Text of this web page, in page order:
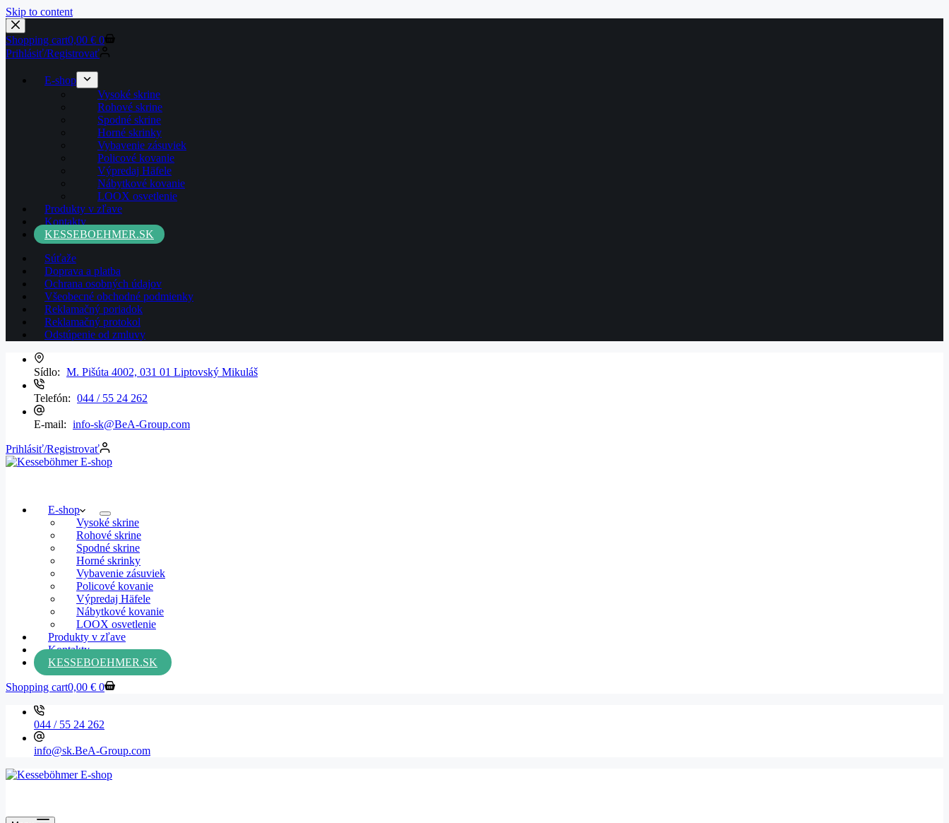
Skip to content
Shopping cart0,00 € 0
Prihlásiť/Registrovať
E-shop
Vysoké skrine
Rohové skrine
Spodné skrine
Horné skrinky
Vybavenie zásuviek
Policové kovanie
Výpredaj Häfele
Nábytkové kovanie
LOOX osvetlenie
Produkty v zľave
Kontakty
KESSEBOEHMER.SK
Súťaže
Doprava a platba
Ochrana osobných údajov
Všeobecné obchodné podmienky
Reklamačný poriadok
Reklamačný protokol
Odstúpenie od zmluvy
Sídlo: M. Pišúta 4002, 031 01 Liptovský Mikuláš
Telefón: 044 / 55 24 262
E-mail: info-sk@BeA-Group.com
Prihlásiť/Registrovať
E-shop
Vysoké skrine
Rohové skrine
Spodné skrine
Horné skrinky
Vybavenie zásuviek
Policové kovanie
Výpredaj Häfele
Nábytkové kovanie
LOOX osvetlenie
Produkty v zľave
Kontakty
KESSEBOEHMER.SK
Shopping cart0,00 € 0
044 / 55 24 262
info@sk.BeA-Group.com